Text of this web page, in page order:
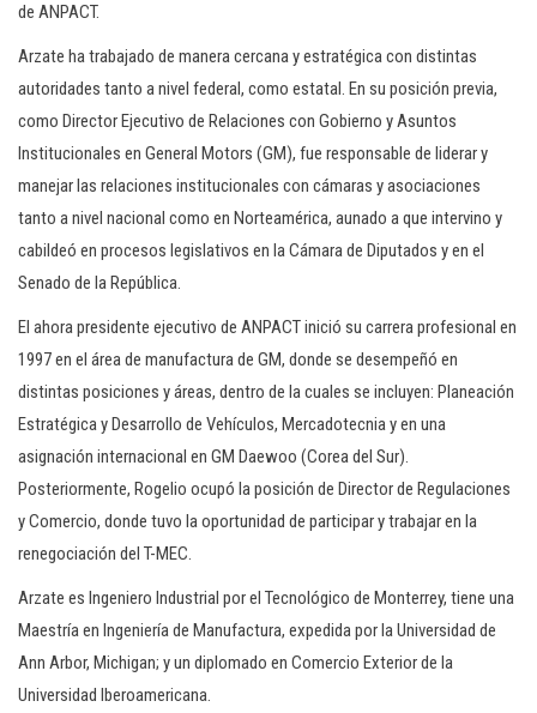
de ANPACT.
Arzate ha trabajado de manera cercana y estratégica con distintas
autoridades tanto a nivel federal, como estatal. En su posición previa,
como Director Ejecutivo de Relaciones con Gobierno y Asuntos
Institucionales en General Motors (GM), fue responsable de liderar y
manejar las relaciones institucionales con cámaras y asociaciones
tanto a nivel nacional como en Norteamérica, aunado a que intervino y
cabildeó en procesos legislativos en la Cámara de Diputados y en el
Senado de la República.
El ahora presidente ejecutivo de ANPACT inició su carrera profesional en
1997 en el área de manufactura de GM, donde se desempeñó en
distintas posiciones y áreas, dentro de la cuales se incluyen: Planeación
Estratégica y Desarrollo de Vehículos, Mercadotecnia y en una
asignación internacional en GM Daewoo (Corea del Sur).
Posteriormente, Rogelio ocupó la posición de Director de Regulaciones
y Comercio, donde tuvo la oportunidad de participar y trabajar en la
renegociación del T-MEC.
Arzate es Ingeniero Industrial por el Tecnológico de Monterrey, tiene una
Maestría en Ingeniería de Manufactura, expedida por la Universidad de
Ann Arbor, Michigan; y un diplomado en Comercio Exterior de la
Universidad Iberoamericana.